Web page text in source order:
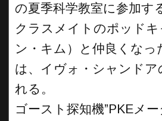
の夏季科学教室に参加す
クラスメイトのポッド
ン・キム）と仲良くなっ
は、イヴォ・シャンドア
れる。
ゴースト探知機”PKEメ